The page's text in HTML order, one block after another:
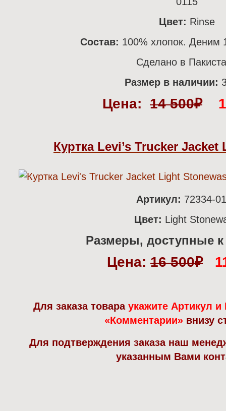
Цвет: Rinse
Состав: 100% хлопок. Деним
Сделано в
Размер в наличии:
Цена: 14 500₽
Куртка Levi’s Trucker
Артикул: 72334-
Цвет: Light
Размеры, доступные к
Цена: 16 500₽
Для заказа товара укажите Артикул и
«Комментарии»внизу
Для подтверждения заказа наш
указанным Вами